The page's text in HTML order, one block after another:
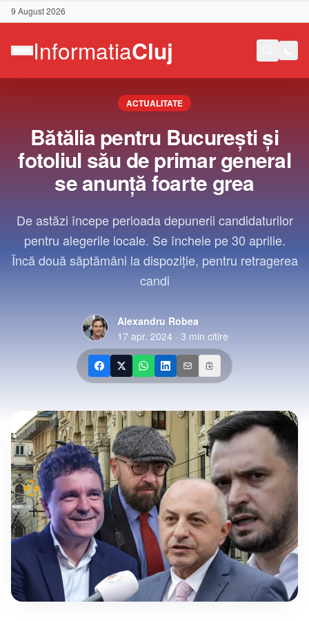
9 August 2026
ACTUALITATE
Bătălia pentru București și
fotoliul său de primar general
se anunță foarte grea
De astăzi începe perioada depunerii candidaturilor
pentru alegerile locale. Se încheie pe 30 aprilie.
Încă două săptămâni la dispoziție, pentru retragerea
candi
Alexandru Robea
17 apr. 2024· 3 min citire